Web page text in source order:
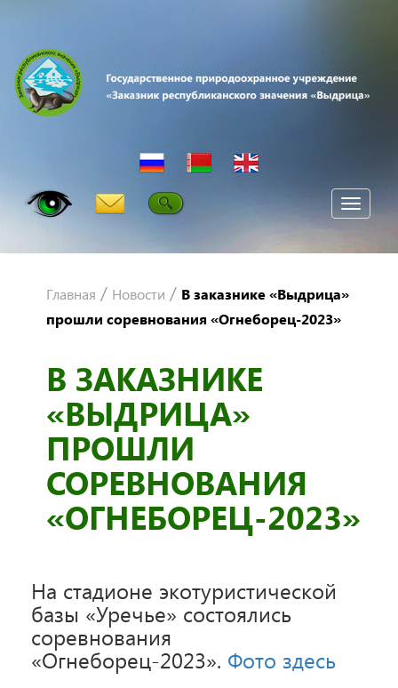
Главная / Новости / В заказнике «Выдрица»
прошли соревнования «Огнеборец-2023»
В ЗАКАЗНИКЕ
«ВЫДРИЦА»
ПРОШЛИ
СОРЕВНОВАНИЯ
«ОГНЕБОРЕЦ-2023»
На стадионе экотуристической
базы «Уречье» состоялись
соревнования
«Огнеборец-2023». Фото здесь